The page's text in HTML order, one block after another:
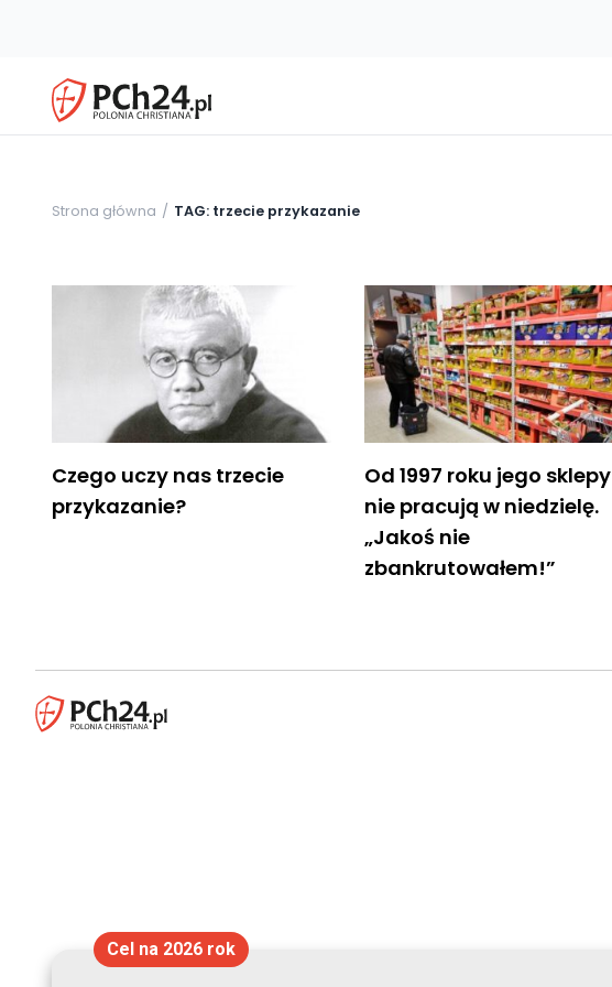
Strona główna TAG: trzecie przykazanie
Czego uczy nas trzecie
przykazanie?
Od 1997 roku jego sklepy
nie pracują w niedzielę.
„Jakoś nie
zbankrutowałem!”
Cel na 2026 rok